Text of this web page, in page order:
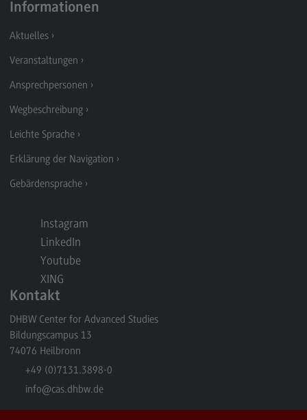
Rahmenbedingungen
Modulangebot
Located@Heidenheim
Berufsperspektiven
Kontakt
Eckdaten Studium
Aufbau und Struktur
Bewerbung
Studiengebühren
Satzungen
FAQ
Arbeitgeber-Vorteile
Dualer Partner werden
Informationen
Aktuelles
Veranstaltungen
Ansprechpersonen
Wegbeschreibung
Leichte Sprache
Erklärung der Navigation
Gebärdensprache
Instagram
LinkedIn
Youtube
XING
Kontakt
DHBW Center for Advanced Studies
Bildungscampus 13
74076 Heilbronn
+49 (0)7131.3898-0
info@cas.dhbw.de